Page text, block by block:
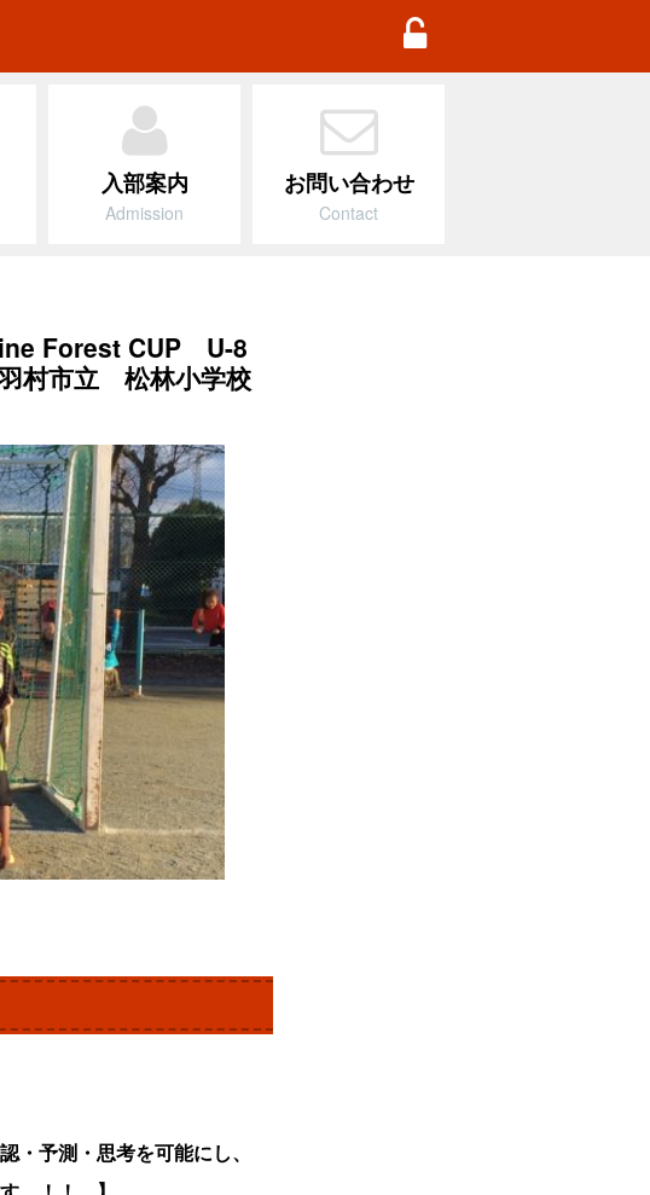
TD Football Academy
入部案内
Admission
お問い合わせ
Contact
Forest CUP U-8
松林小学校
予測・思考を可能にし、